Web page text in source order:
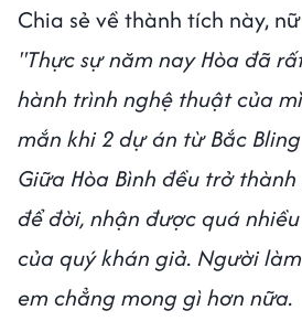
Chia sẻ về thành tích này,
"Thực sự năm nay Hòa đã
hành trình nghệ thuật của
mắn khi 2 dự án từ Bắc
Giữa Hòa Bình đều trở
để đời, nhận được quá
của quý khán giả. Người
em chẳng mong gì hơn nữa.